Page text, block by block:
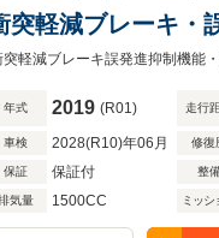
軽減ブレーキ・
コントロール・
年式 2019 (R01) 走行
車検 2028(R10)年06月 修復
保証 保証付 整
気量 1500CC ミッシ